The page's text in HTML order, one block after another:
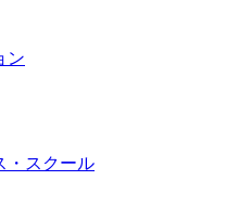
ン
・スクール